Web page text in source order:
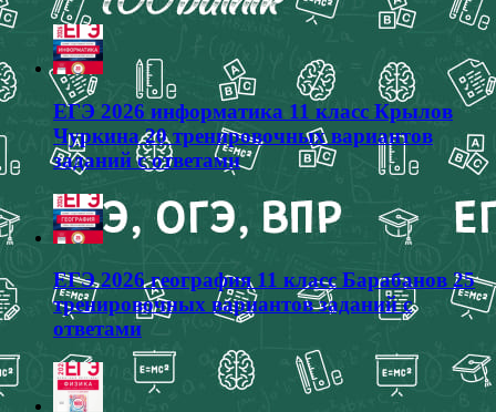
ЕГЭ 2026 информатика 11 класс Крылов
Чуркина 20 тренировочных вариантов
заданий с ответами
ЕГЭ 2026 география 11 класс Барабанов 25
тренировочных вариантов заданий с
ответами